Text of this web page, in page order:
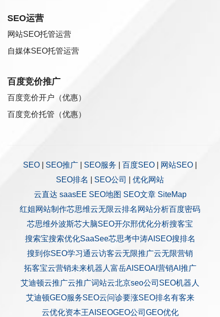
SEO运营
网站SEO托管运营
自媒体SEO托管运营
百度竞价推广
百度竞价开户（优惠）
百度竞价托管（优惠）
SEO SEO推广 SEO服务 百度SEO 网站SEO
SEO排名
SEO公司
优化网站
云直达 saasEE SEO地图 SEO文章 SiteMap
红姐网站制作芯思维云无限云排名 网站分析百度密码
芯思维外波斯芯大脑SEO开尔邢优化分析搜客宝
搜索宝搜索优化SaaSee芯思考中涛AISEO搜排名
搜到你SEO学习通云访客云无限推广云无限营销
拓客宝云营销未来机器人 富岳AISEOAI营销AI推广
艾迪顿云推广云推广词站云北京seo公司 SEO机器人
艾迪顿GEO服务SEO云问诊要涨SEO排名有客来
云优化资本王AISEOGEO公司 GEO优化